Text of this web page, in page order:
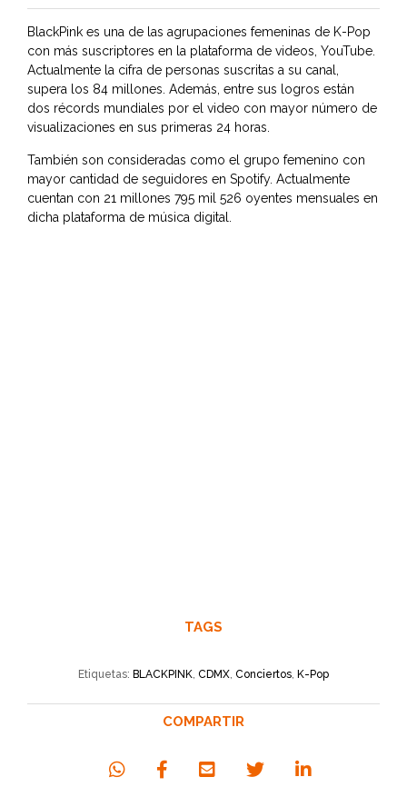
BlackPink es una de las agrupaciones femeninas de K-Pop
con más suscriptores en la plataforma de videos, YouTube.
Actualmente la cifra de personas suscritas a su canal,
supera los 84 millones. Además, entre sus logros están
dos récords mundiales por el video con mayor número de
visualizaciones en sus primeras 24 horas.
También son consideradas como el grupo femenino con
mayor cantidad de seguidores en Spotify. Actualmente
cuentan con 21 millones 795 mil 526 oyentes mensuales en
dicha plataforma de música digital.
TAGS
Etiquetas: BLACKPINK, CDMX, Conciertos, K-Pop
COMPARTIR